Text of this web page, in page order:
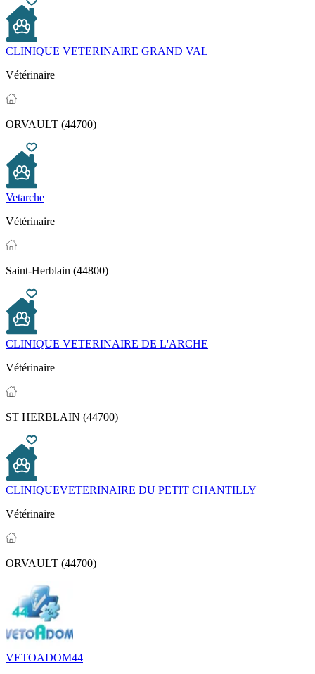
CLINIQUE VETERINAIRE GRAND VAL
Vétérinaire
ORVAULT (44700)
Vetarche
Vétérinaire
Saint-Herblain (44800)
CLINIQUE VETERINAIRE DE L'ARCHE
Vétérinaire
ST HERBLAIN (44700)
CLINIQUEVETERINAIRE DU PETIT CHANTILLY
Vétérinaire
ORVAULT (44700)
VETOADOM44